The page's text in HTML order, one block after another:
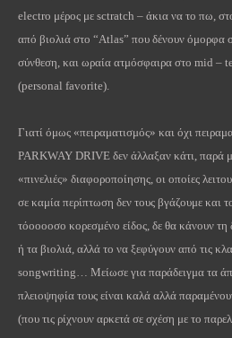
electro μέρος με sctratch – άκια να το πω,
από βιολιά στο “Atlas” που δένουν όμορφα
σύνθεση, και ωραία ατμόσφαιρα στο mid –
(personal favorite).
Γιατί όμως «πειραματισμός» και όχι
PARKWAY DRIVE δεν άλλαξαν κάτι, παρά
«πινελιές» διαφοροποίησης, οι οποίες
σε καμία περίπτωση δεν τους βγάζουμε και
τόοοοοσο κορεσμένο είδος, δε θα κάνουν
ή τα βιολιά, αλλά το να ξεφύγουν από τις
songwriting … Μείωσε για παράδειγμα τα
πλειοψηφία τους είναι καλά αλλά
(που τις ρίχνουν αρκετά σε σχέση με το